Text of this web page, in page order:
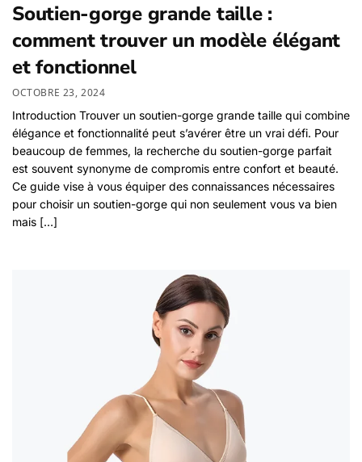
Soutien-gorge grande taille :
comment trouver un modèle élégant
et fonctionnel
OCTOBRE 23, 2024
Introduction Trouver un soutien-gorge grande taille qui combine
élégance et fonctionnalité peut s’avérer être un vrai défi. Pour
beaucoup de femmes, la recherche du soutien-gorge parfait
est souvent synonyme de compromis entre confort et beauté.
Ce guide vise à vous équiper des connaissances nécessaires
pour choisir un soutien-gorge qui non seulement vous va bien
mais […]